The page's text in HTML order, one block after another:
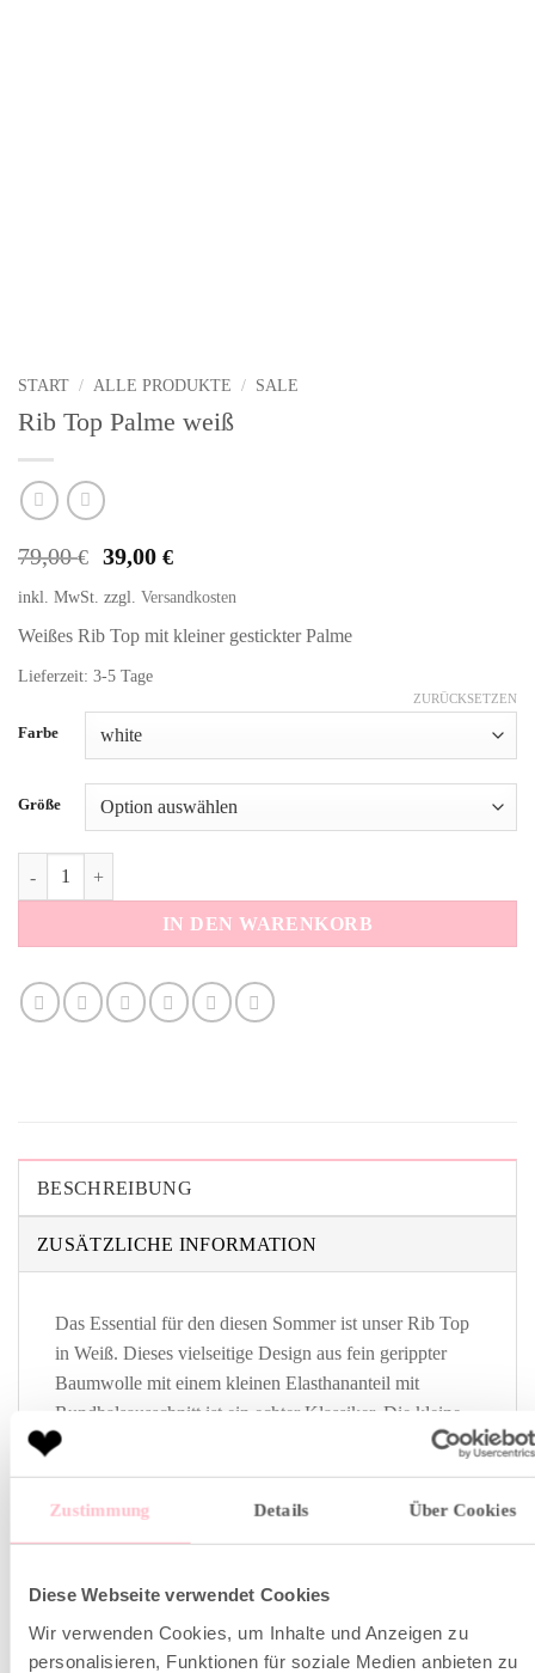
Zustimmung Details Über Cookies
Diese Webseite verwendet Cookies
Wir verwenden Cookies, um Inhalte und Anzeigen zu
personalisieren, Funktionen für soziale Medien anbieten zu
START / ALLE PRODUKTE / SALE
Rib Top Palme weiß
79,00€ Ursprünglicher
war:
79,00 €
39,00 €Aktueller
ist:
39,00 €.
inkl. MwSt. zzgl. Versandkosten
Weißes Rib Top mit kleiner gestickter Palme
Lieferzeit: 3-5 Tage
Farbe
Größe
ZURÜCKSETZEN
Rib Top Palme weiß Menge
IN DEN WARENKORB
Alternative:
BESCHREIBUNG
ZUSÄTZLICHE INFORMATION
Das Essential für den diesen Sommer ist unser Rib Top
in Weiß. Dieses vielseitige Design aus fein gerippter
Baumwolle mit einem kleinen Elasthananteil mit
Rundhalsausschnitt ist ein echter Klassiker. Die kleine
Palmen Stickerei auf der Brust macht es zu einem ganz
besonderen Basic.